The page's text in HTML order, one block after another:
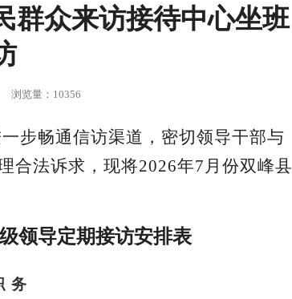
群众来访接待中心坐班
览量：10356
步畅通信访渠道，密切领导干部与
合法诉求，现将2026年7 月 份双峰县
领导定期接访安排表
务